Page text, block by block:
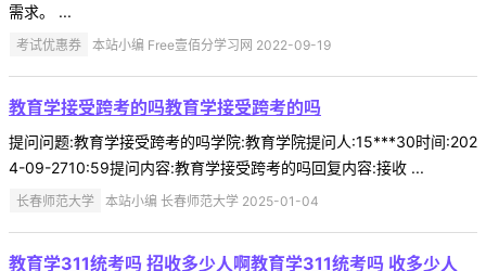
需求。 ...
考试优惠券 本站小编 Free壹佰分学习网 2022-09-19
教育学接受跨考的吗教育学接受跨考的吗
提问问题:教育学接受跨考的吗学院:教育学院提问人:15***30时间:202
4-09-2710:59提问内容:教育学接受跨考的吗回复内容:接收 ...
长春师范大学 本站小编 长春师范大学 2025-01-04
教育学311统考吗 招收多少人啊教育学311统考吗 收多少人